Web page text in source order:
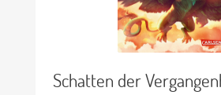
Schatten der